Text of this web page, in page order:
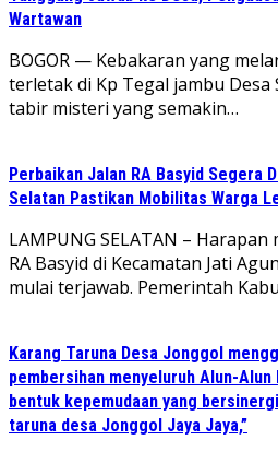
Wartawan
​BOGOR — Kebakaran yang
terletak di Kp Tegal jambu Desa
tabir misteri yang semakin…
Perbaikan Jalan RA Basyid Segera
Selatan Pastikan Mobilitas Warga
LAMPUNG SELATAN –
RA Basyid di Kecamatan Jati
mulai terjawab. Pemerintah
Karang Taruna Desa Jonggol
pembersihan menyeluruh Alun-
bentuk kepemudaan yang
taruna desa Jonggol Jaya Jaya,”